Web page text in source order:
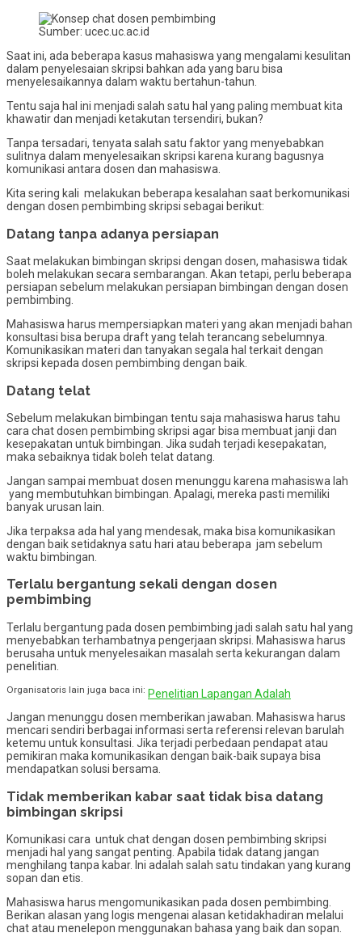
Sumber: ucec.uc.ac.id
Saat ini, ada beberapa kasus mahasiswa yang mengalami kesulitan
dalam penyelesaian skripsi bahkan ada yang baru bisa
menyelesaikannya dalam waktu bertahun-tahun.
Tentu saja hal ini menjadi salah satu hal yang paling membuat kita
khawatir dan menjadi ketakutan tersendiri, bukan?
Tanpa tersadari, tenyata salah satu faktor yang menyebabkan
sulitnya dalam menyelesaikan skripsi karena kurang bagusnya
komunikasi antara dosen dan mahasiswa.
Kita sering kali melakukan beberapa kesalahan saat berkomunikasi
dengan dosen pembimbing skripsi sebagai berikut:
Datang tanpa adanya persiapan
Saat melakukan bimbingan skripsi dengan dosen, mahasiswa tidak
boleh melakukan secara sembarangan. Akan tetapi, perlu beberapa
persiapan sebelum melakukan persiapan bimbingan dengan dosen
pembimbing.
Mahasiswa harus mempersiapkan materi yang akan menjadi bahan
konsultasi bisa berupa draft yang telah terancang sebelumnya.
Komunikasikan materi dan tanyakan segala hal terkait dengan
skripsi kepada dosen pembimbing dengan baik.
Datang telat
Sebelum melakukan bimbingan tentu saja mahasiswa harus tahu
cara chat dosen pembimbing skripsi agar bisa membuat janji dan
kesepakatan untuk bimbingan. Jika sudah terjadi kesepakatan,
maka sebaiknya tidak boleh telat datang.
Jangan sampai membuat dosen menunggu karena mahasiswa lah
yang membutuhkan bimbingan. Apalagi, mereka pasti memiliki
banyak urusan lain.
Jika terpaksa ada hal yang mendesak, maka bisa komunikasikan
dengan baik setidaknya satu hari atau beberapa jam sebelum
waktu bimbingan.
Terlalu bergantung sekali dengan dosen
pembimbing
Terlalu bergantung pada dosen pembimbing jadi salah satu hal yang
menyebabkan terhambatnya pengerjaan skripsi. Mahasiswa harus
berusaha untuk menyelesaikan masalah serta kekurangan dalam
penelitian.
Organisatoris lain juga baca ini: Penelitian Lapangan Adalah
Jangan menunggu dosen memberikan jawaban. Mahasiswa harus
mencari sendiri berbagai informasi serta referensi relevan barulah
ketemu untuk konsultasi. Jika terjadi perbedaan pendapat atau
pemikiran maka komunikasikan dengan baik-baik supaya bisa
mendapatkan solusi bersama.
Tidak memberikan kabar saat tidak bisa datang
bimbingan skripsi
Komunikasi cara untuk chat dengan dosen pembimbing skripsi
menjadi hal yang sangat penting. Apabila tidak datang jangan
menghilang tanpa kabar. Ini adalah salah satu tindakan yang kurang
sopan dan etis.
Mahasiswa harus mengomunikasikan pada dosen pembimbing.
Berikan alasan yang logis mengenai alasan ketidakhadiran melalui
chat atau menelepon menggunakan bahasa yang baik dan sopan.